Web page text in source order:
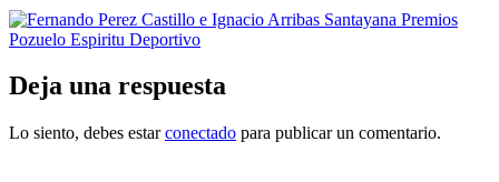
Deja una respuesta
Lo siento, debes estarconectado para publicar un comentario.